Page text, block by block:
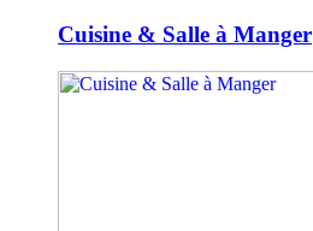
Cuisine & Salle à Manger